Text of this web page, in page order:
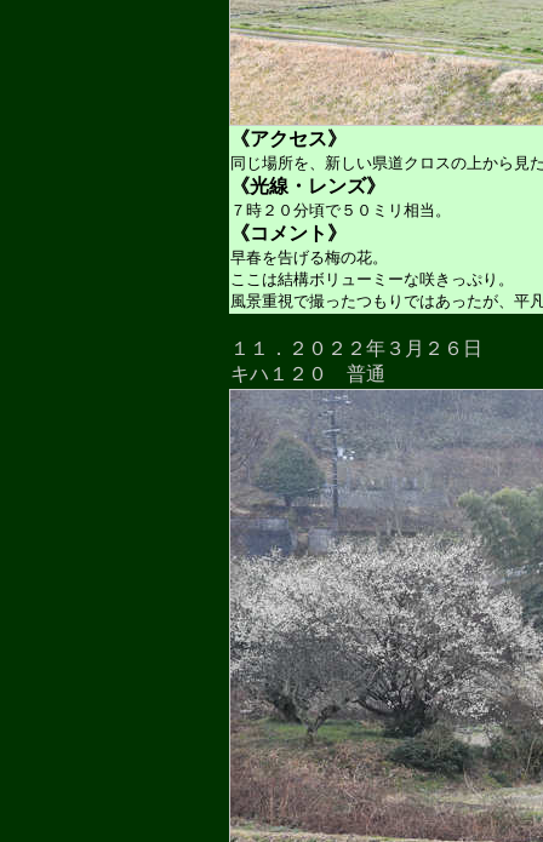
《アクセス》
同じ場所を、新しい県道クロスの上から見
《光線・レンズ》
７時２０分頃で５０ミリ相当。
《コメント》
早春を告げる梅の花。
ここは結構ボリューミーな咲きっぷり。
風景重視で撮ったつもりではあったが、平
１１．２０２２年３月２６日
キハ１２０ 普通